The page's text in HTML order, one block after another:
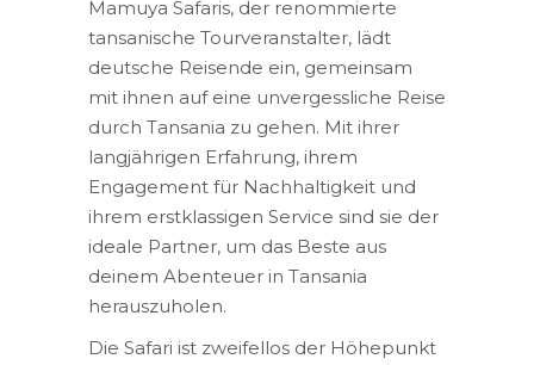
Mamuya Safaris, der renommierte
tansanische Tourveranstalter, lädt
deutsche Reisende ein, gemeinsam
mit ihnen auf eine unvergessliche Reise
durch Tansania zu gehen. Mit ihrer
langjährigen Erfahrung, ihrem
Engagement für Nachhaltigkeit und
ihrem erstklassigen Service sind sie der
ideale Partner, um das Beste aus
deinem Abenteuer in Tansania
herauszuholen.
Die Safari ist zweifellos der Höhepunkt